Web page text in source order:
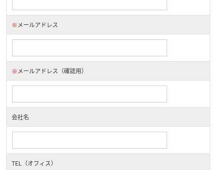
※メールアドレス
※メールアドレス（確認用）
会社名
TEL（オフィス）